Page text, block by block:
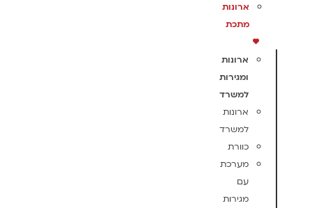
ארונות
מתכת
ארונות
ומגירות
למשרד
ארונות
למשרד
כוורת
מערכת
עם
מגירות